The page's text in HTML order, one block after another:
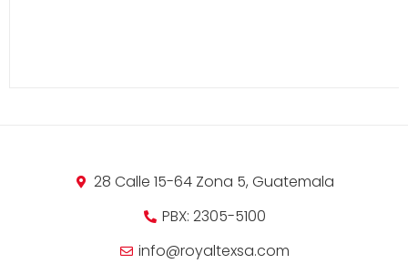
28 Calle 15-64 Zona 5, Guatemala
PBX: 2305-5100
info@royaltexsa.com